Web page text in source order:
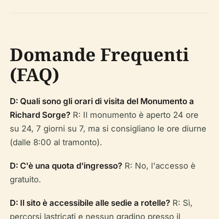
Domande Frequenti
(FAQ)
D: Quali sono gli orari di visita del Monumento a
Richard Sorge? R: Il monumento è aperto 24 ore
su 24, 7 giorni su 7, ma si consigliano le ore diurne
(dalle 8:00 al tramonto).
D: C'è una quota d'ingresso? R: No, l'accesso è
gratuito.
D: Il sito è accessibile alle sedie a rotelle? R: Sì,
percorsi lastricati e nessun gradino presso il